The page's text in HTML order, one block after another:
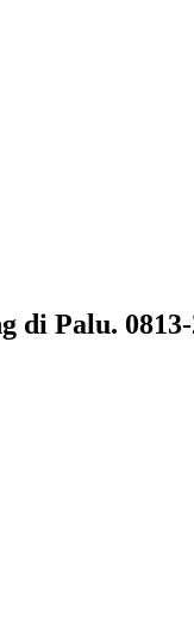
Palu.